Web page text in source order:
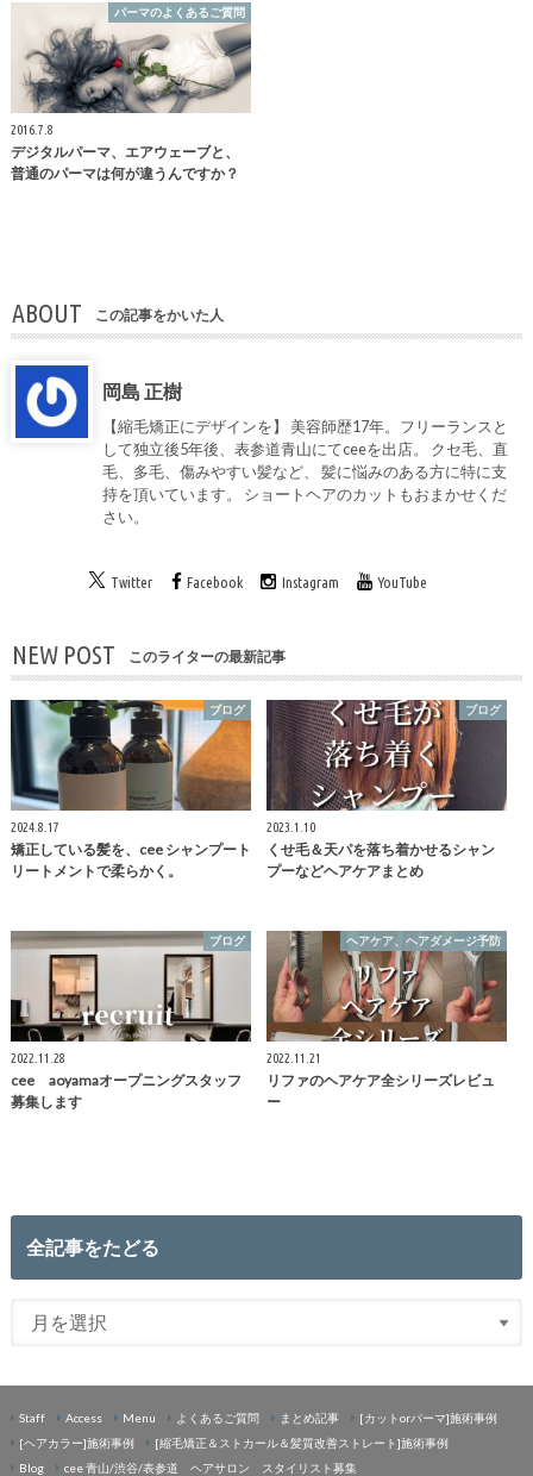
パーマのよくあるご質問
2016.7.8
デジタルパーマ、エアウェーブと、
普通のパーマは何が違うんですか？
ABOUT この記事をかいた人
岡島 正樹
【縮毛矯正にデザインを】 美容師歴17年。フリーランスと
して独立後5年後、表参道青山にてceeを出店。 クセ毛、直
毛、多毛、傷みやすい髪など、 髪に悩みのある方に特に支
持を頂いています。 ショートヘアのカットもおまかせくだ
さい。
Twitter Facebook Instagram YouTube
NEW POST このライターの最新記事
ブログ
2024.8.17
矯正している髪を、cee シャンプート
リートメントで柔らかく。
ブログ
2023.1.10
くせ毛＆天パを落ち着かせるシャン
プーなどヘアケアまとめ
ブログ
2022.11.28
cee aoyamaオープニングスタッフ
募集します
ヘアケア、ヘアダメージ予防
2022.11.21
リファのヘアケア全シリーズレビュ
ー
全記事をたどる
Staff Access Menu よくあるご質問 まとめ記事
[カットorパーマ]施術事例
[ヘアカラー]施術事例
[縮毛矯正＆ストカール＆髪質改善ストレート]施術事例
Blog
cee 青山/渋谷/表参道 ヘアサロン スタイリスト募集